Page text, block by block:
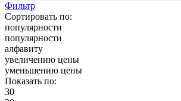
Фильтр
Сортировать по:
популярности
популярности
алфавиту
увеличению цены
уменьшению цены
Показать по:
30